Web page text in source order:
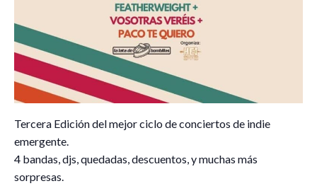
Tercera Edición del mejor ciclo de conciertos de indie
emergente.
4 bandas, djs, quedadas, descuentos, y muchas más
sorpresas.